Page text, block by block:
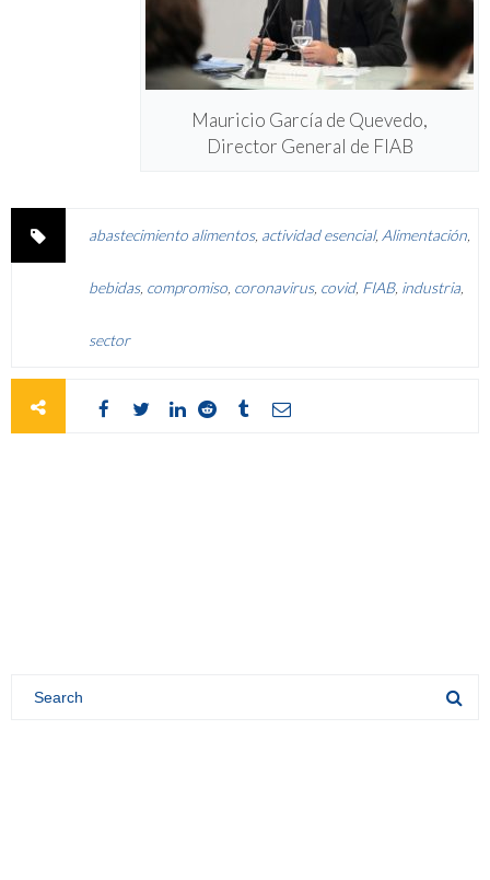
Mauricio García de Quevedo,
Director General de FIAB
abastecimiento alimentos, actividad esencial, Alimentación
bebidas, compromiso coronavirus, covid, FIAB, industria
sector